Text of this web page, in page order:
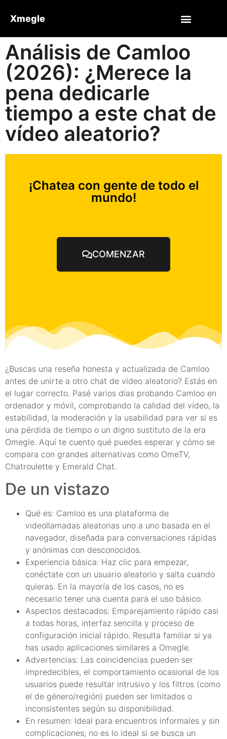
Xmegle
Análisis de Camloo
(2026): ¿Merece la
pena dedicarle
tiempo a este chat de
vídeo aleatorio?
¡Chatea con gente de todo el
mundo!
COMENZAR
¿Buscas una reseña honesta y actualizada de Camloo
antes de unirte a otro chat de vídeo aleatorio? Estás en
el lugar correcto. Pasé varios días probando Camloo en
ordenador y móvil, comprobando la calidad del vídeo, la
estabilidad, la moderación y la usabilidad para ver si es
una pérdida de tiempo o un digno sustituto de la era
Omegle. Aquí te cuento qué puedes esperar y cómo se
compara con grandes alternativas como OmeTV,
Chatroulette y Emerald Chat.
De un vistazo
Qué es: Camloo es una plataforma de
videollamadas aleatorias uno a uno basada en el
navegador, diseñada para conversaciones rápidas
y anónimas con desconocidos.
Experiencia básica: Haz clic para empezar,
conéctate con un usuario aleatorio y salta cuando
quieras. En la mayoría de los casos, no es
necesario tener una cuenta para el uso básico.
Aspectos destacados: Emparejamiento rápido casi
a todas horas, interfaz sencilla y proceso de
configuración inicial rápido. Resulta familiar si ya
has usado aplicaciones similares a Omegle.
Advertencias: Las coincidencias pueden ser
impredecibles, el comportamiento ocasional de los
usuarios puede resultar intrusivo y los filtros (como
el de género/región) pueden ser limitados o
inconsistentes según su disponibilidad.
En resumen: Ideal para encuentros informales y sin
complicaciones; no es lo ideal si se busca un